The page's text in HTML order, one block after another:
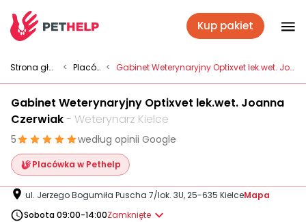
Pakiety weterynaryjne
Ubezpieczenie psa i kota
Placówki
Zaloguj się
Kup pakiet
Strona główna < Placówki < Gabinet Weterynaryjny Optixvet lek.wet. Joanna Czerwiak
Gabinet Weterynaryjny Optixvet lek.wet. Joanna
Czerwiak- Weterynarz Kielce
5 według opinii Google
Placówka w Pethelp
ul. Jerzego Bogumiła Puscha 7/lok. 3U, 25-635 KielceMapa
Sobota 09:00-14:00Zamknięte